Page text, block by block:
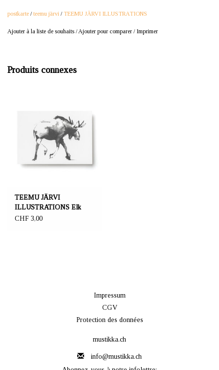
postkarte /teemu järvi / TEEMU JÄRVI ILLUSTRATIONS
Ajouter à la liste de souhaits /Ajouter pour comparer / Imprimer
Produits connexes
TEEMU JÄRVI
ILLUSTRATIONS Elk
carte postale
CHF 3,00
Impressum
CGV
Protection des données
mustikka.ch
info@mustikka.ch